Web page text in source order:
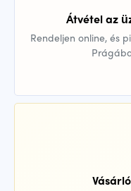
Átvétel az
Rendeljen online, és